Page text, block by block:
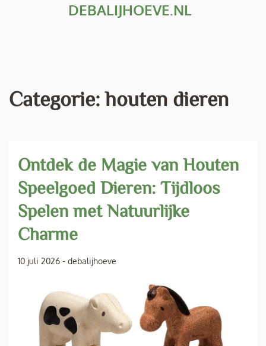
DEBALIJHOEVE.NL
Categorie:houten dieren
Ontdek de Magie van Houten
Speelgoed Dieren: Tijdloos
Spelen met Natuurlijke
Charme
10 juli 2026 - debalijhoeve